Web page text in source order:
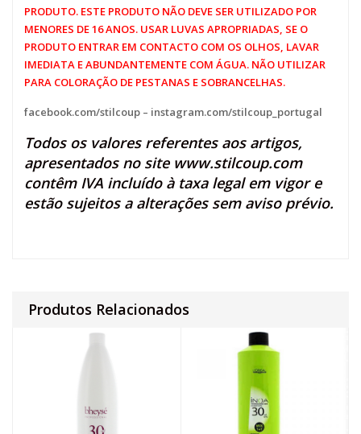
PRODUTO. ESTE PRODUTO NÃO DEVE SER UTILIZADO POR
MENORES DE 16 ANOS. USAR LUVAS APROPRIADAS, SE O
PRODUTO ENTRAR EM CONTACTO COM OS OLHOS, LAVAR
IMEDIATA E ABUNDANTEMENTE COM ÁGUA. NÃO UTILIZAR
PARA COLORAÇÃO DE PESTANAS E SOBRANCELHAS.
facebook.com/stilcoup – instagram.com/stilcoup_portugal
Todos os valores referentes aos artigos,
apresentados no site www.stilcoup.com
contêm IVA incluído à taxa legal em vigor e
estão sujeitos a alterações sem aviso prévio.
Produtos Relacionados